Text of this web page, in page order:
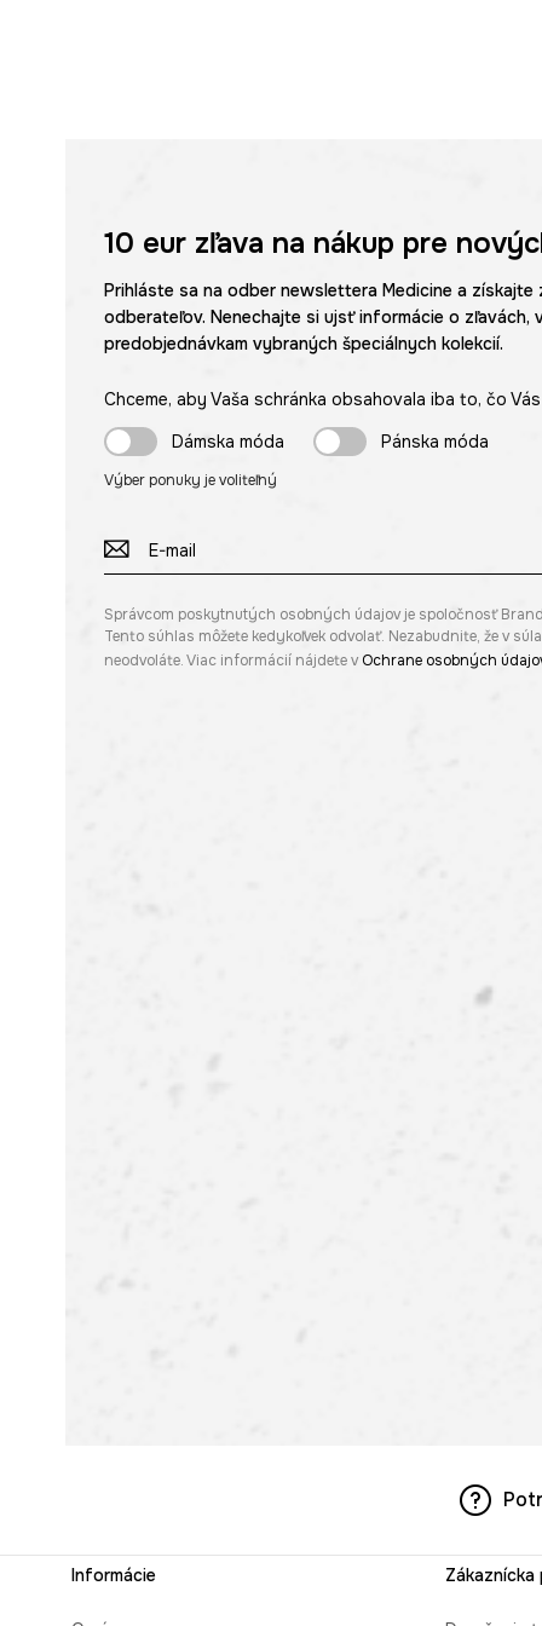
10 eurzľava na nákup pre
Prihláste sa na odber newslettera Medicine a
odberateľov. Nenechajte si ujsť informácie o
predobjednávkam vybraných špeciálnych kolekcií.
Chceme, aby Vaša schránka obsahovala iba to, čo
Dámska móda
Pánska móda
Výber ponuky je voliteľný
Správcom poskytnutých osobných údajov je spoločnosť
Tento súhlas môžete kedykoľvek odvolať. Nezabudnite, že v
neodvoláte. Viac informácií nájdete v Ochrane osobných
Informácie